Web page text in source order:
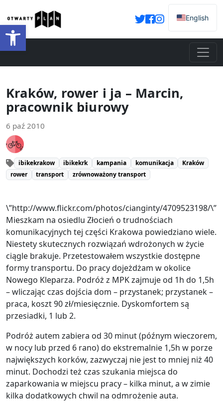
Otwórz pasek narzędzi
English
Kraków, rower i ja – Marcin,
pracownik biurowy
6 paź 2010
ibikekrakow ibikekrk kampania komunikacja
Kraków
rower
transport zrównoważony transport
\”http://www.flickr.com/photos/cianginty/4709523198/\”
Mieszkam na osiedlu Złocień o trudnościach
komunikacyjnych tej części Krakowa powiedziano wiele.
Niestety skutecznych rozwiązań wdrożonych w życie
ciągle brakuje. Przetestowałem wszystkie dostępne
formy transportu. Do pracy dojeżdżam w okolice
Nowego Kleparza. Podróż z MPK zajmuje od 1h do 1,5h
– wliczając czas dojścia dom – przystanek; przystanek –
praca, koszt 90 zł/miesięcznie. Dyskomfortem są
przesiadki, 1 lub 2.
Podróż autem zabiera od 30 minut (późnym wieczorem,
w nocy lub przed 6 rano) do ekstremalnie 1,5h w porze
największych korków, zazwyczaj nie jest to mniej niż 40
minut. Dochodzi też czas szukania miejsca do
zaparkowania w miejscu pracy – kilka minut, a w zimie
kilka dodatkowych chwil na odmrożenie auta.